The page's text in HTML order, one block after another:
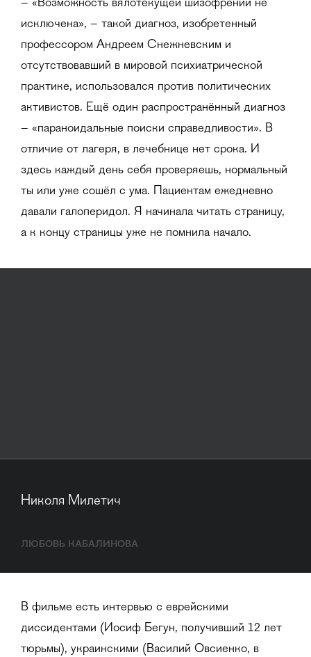
– «Возможность вялотекущей шизофрении не
исключена», – такой диагноз, изобретенный
профессором Андреем Снежневским и
отсутствовавший в мировой психиатрической
практике, использовался против политических
активистов. Ещё один распространённый диагноз
– «параноидальные поиски справедливости». В
отличие от лагеря, в лечебнице нет срока. И
здесь каждый день себя проверяешь, нормальный
ты или уже сошёл с ума. Пациентам ежедневно
давали галоперидол. Я начинала читать страницу,
а к концу страницы уже не помнила начало.
Николя Милетич
ЛЮБОВЬ КАБАЛИНОВА
В фильме есть интервью с еврейскими
диссидентами (Иосиф Бегун, получивший 12 лет
тюрьмы), украинскими (Василий Овсиенко, в